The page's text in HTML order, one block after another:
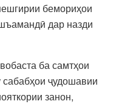
бемориҳои
дар назди
ба самтҳои
ҷудошавии
занон,